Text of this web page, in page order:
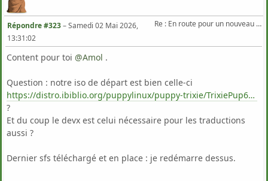
Re : En route pour un nouveau Triton .
Répondre #323–Samedi 02 Mai 2026,
13:31:02
Content pour toi @Amol ‍ .
Question : notre iso de départ est bien celle-ci
https://distro.ibiblio.org/puppylinux/puppy-trixie/TrixiePup64/11.2/legacy
?
Et du coup le devx est celui nécessaire pour les traductions
aussi ?
Dernier sfs téléchargé et en place : je redémarre dessus.